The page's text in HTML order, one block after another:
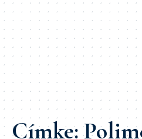
Címke: